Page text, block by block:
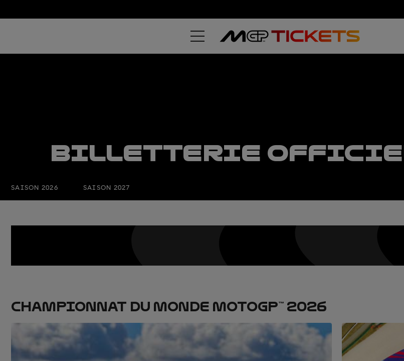
BILLETTERIE
SAISON 2026 SAISON 2027
CHAMPIONNAT DU MONDE MOTOGP™ 2026